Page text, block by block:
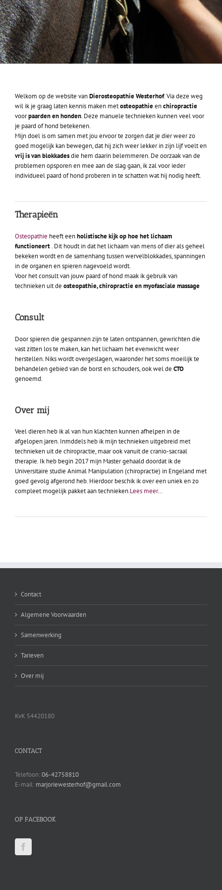
Welkom op de website vanDierosteopathie Westerhof. Via deze weg
wil ik je graag laten kennis maken metosteopathieenchiropractie
voorpaarden en honden. Deze manuele technieken kunnen veel voor
je paard of hond betekenen.
Mijn doel is om samen met jou ervoor te zorgen dat je dier weer zo
goed mogelijk kan bewegen, dat hij zich weer lekker in zijn lijf voelt en
vrij is van blokkadesdie hem daarin belemmeren. De oorzaak van de
problemen opsporen en mee aan de slag gaan, ik zal voor ieder
individueel paard of hond proberen in te schatten wat hij nodig heeft.
Therapieën
Osteopathie heeft eenholistische kijk op hoe het lichaam
functioneert. Dit houdt in dat het lichaam van mens of dier als geheel
bekeken wordt en de samenhang tussen wervelblokkades, spanningen
in de organen en spieren nagevoeld wordt.
Voor het consult van jouw paard of hond maak ik gebruik van
technieken uit de osteopathie, chiropractie en myofasciale massage
Consult
Door spieren die gespannen zijn te laten ontspannen, gewrichten die
vast zitten los te maken, kan het lichaam het evenwicht weer
herstellen. Niks wordt overgeslagen, waaronder het soms moeilijk te
behandelen gebied van de borst en schouders, ook wel de CTO
genoemd.
Over mij
Veel dieren heb ik al van hun klachten kunnen afhelpen in de
afgelopen jaren. Inmddels heb ik mijn technieken uitgebreid met
technieken uit de chiropractie, maar ook vanuit de cranio-sacraal
therapie. Ik heb begin 2017 mijn Master gehaald doordat ik de
Universitaire studie Animal Manipulation (chiropractie) in Engeland met
goed gevolg afgerond heb. Hierdoor beschik ik over een uniek en zo
compleet mogelijk pakket aan technieken.Lees meer…
Contact
Algemene Voorwaarden
Samenwerking
Tarieven
Over mij
KvK 54420180
CONTACT
Telefoon:06-42758810
E-mail: marjoriewesterhof@gmail.com
OP FACEBOOK